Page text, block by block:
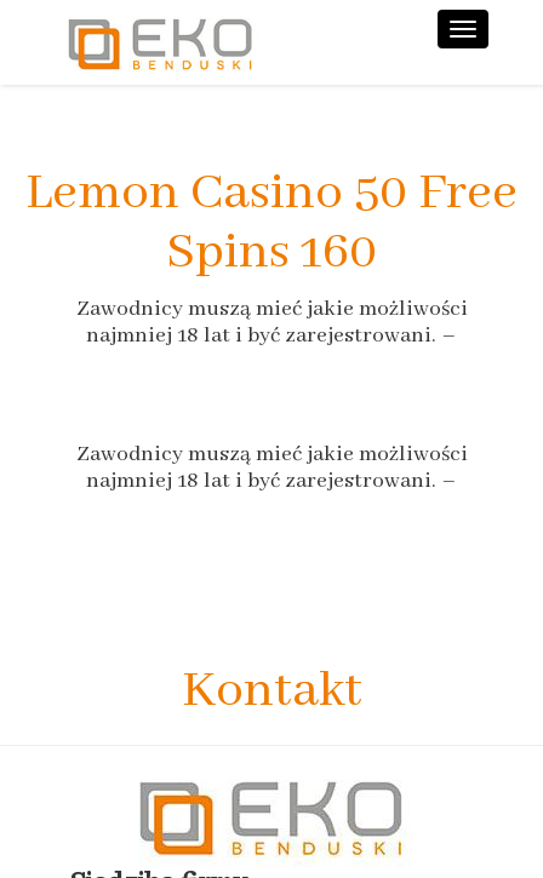
Lemon Casino 50 Free
Spins 160
Zawodnicy muszą mieć jakie możliwości
najmniej 18 lat i być zarejestrowani. –
Zawodnicy muszą mieć jakie możliwości
najmniej 18 lat i być zarejestrowani. –
Kontakt